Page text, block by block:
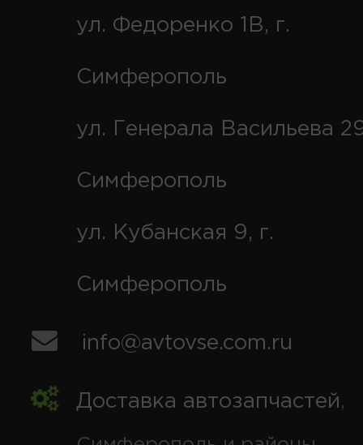
ул. Федоренко 1В, г.
Симферополь
ул. Генерала Васильева
Симферополь
ул. Кубанская 9, г.
Симферополь
info@avtovse.com.ru
Доставка автозапчастей,